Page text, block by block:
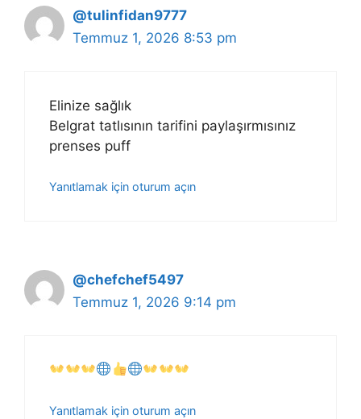
@tulinfidan9777
Temmuz 1, 2026 8:53 pm
Elinize sağlık
Belgrat tatlısının tarifini paylaşırmısınız
prenses puff
Yanıtlamak için oturum açın
@chefchef5497
Temmuz 1, 2026 9:14 pm
Yanıtlamak için oturum açın